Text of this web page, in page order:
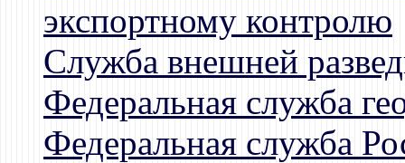
экспортному контролю
Служба внешней
Федеральная служба
Федеральная служба